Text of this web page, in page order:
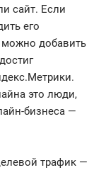
сайт. Если
его
можно добавить
это люди,
бизнеса —
трафик —